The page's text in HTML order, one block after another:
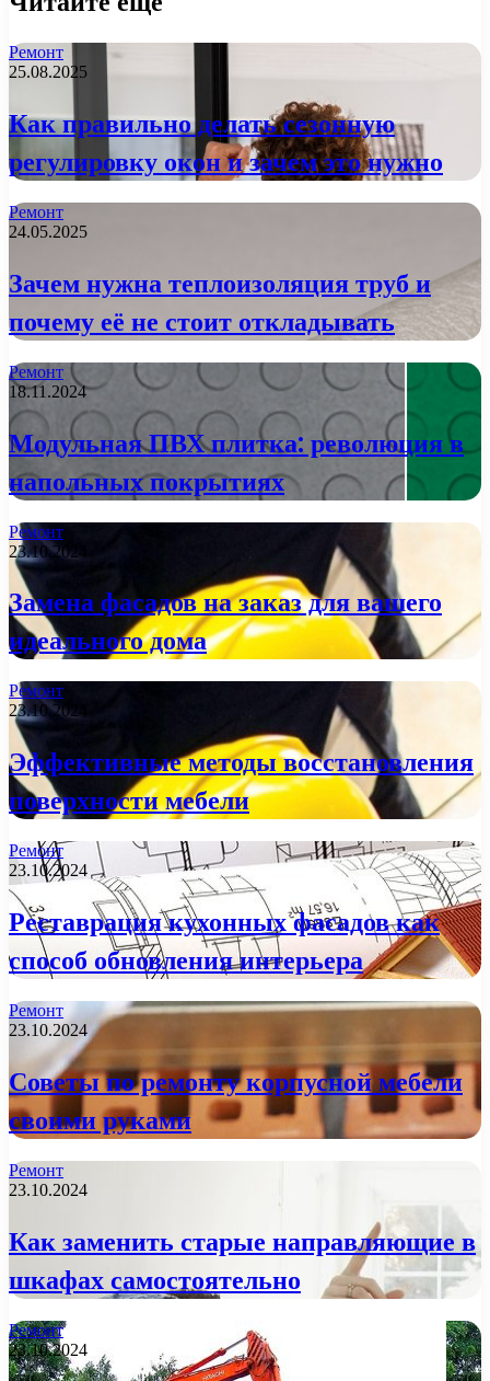
Ремонт
25.08.2025
Как правильно делать сезонную
регулировку окон и зачем это нужно
Ремонт
24.05.2025
Зачем нужна теплоизоляция труб и
почему её не стоит откладывать
Ремонт
18.11.2024
Модульная ПВХ плитка: революция в
напольных покрытиях
Ремонт
23.10.2024
Замена фасадов на заказ для вашего
идеального дома
Ремонт
23.10.2024
Эффективные методы восстановления
поверхности мебели
Ремонт
23.10.2024
Реставрация кухонных фасадов как
способ обновления интерьера
Ремонт
23.10.2024
Советы по ремонту корпусной мебели
своими руками
Ремонт
23.10.2024
Как заменить старые направляющие в
шкафах самостоятельно
Ремонт
23.10.2024